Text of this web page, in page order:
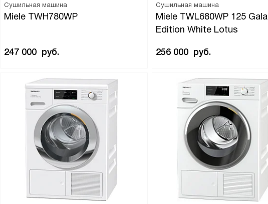
Сушильная машина
Miele TWH780WP
247 000 руб.
Сушильная машина
Miele TWL680WP 125 Gala
Edition White Lotus
256 000 руб.